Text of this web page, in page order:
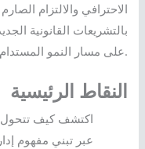
على مسار النمو المستدام والربحية الفائقة التي تستحقها.
النقاط الرئيسية
اكتشف كيف تتحول
عبر تبني مفهوم